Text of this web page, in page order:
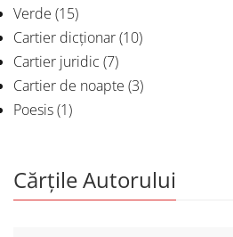
Verde (15)
Cartier dicționar(10)
Cartier juridic (7)
Cartier de noapte (3)
Poesis(1)
Cărțile Autorului